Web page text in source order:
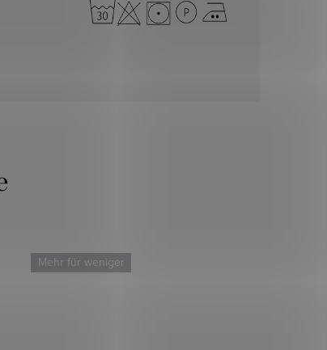
Mehr für weniger